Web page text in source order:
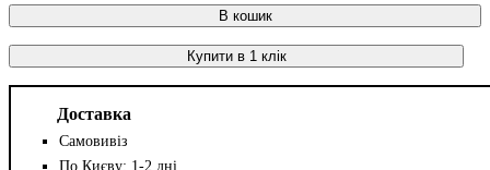
В кошик
Купити в 1 клік
Доставка
Самовивіз
По Києву: 1-2 дні